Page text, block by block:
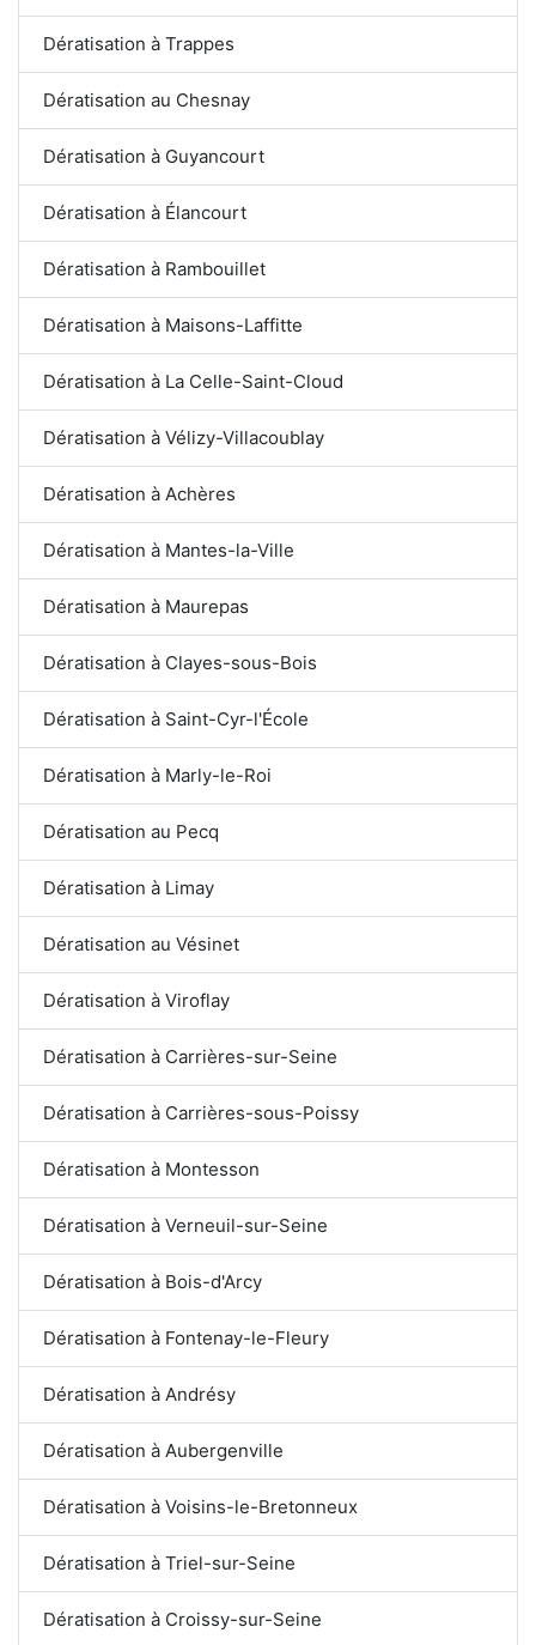
Dératisation à Trappes
Dératisation au Chesnay
Dératisation à Guyancourt
Dératisation à Élancourt
Dératisation à Rambouillet
Dératisation à Maisons-Laffitte
Dératisation à La Celle-Saint-Cloud
Dératisation à Vélizy-Villacoublay
Dératisation à Achères
Dératisation à Mantes-la-Ville
Dératisation à Maurepas
Dératisation à Clayes-sous-Bois
Dératisation à Saint-Cyr-l'École
Dératisation à Marly-le-Roi
Dératisation au Pecq
Dératisation à Limay
Dératisation au Vésinet
Dératisation à Viroflay
Dératisation à Carrières-sur-Seine
Dératisation à Carrières-sous-Poissy
Dératisation à Montesson
Dératisation à Verneuil-sur-Seine
Dératisation à Bois-d'Arcy
Dératisation à Fontenay-le-Fleury
Dératisation à Andrésy
Dératisation à Aubergenville
Dératisation à Voisins-le-Bretonneux
Dératisation à Triel-sur-Seine
Dératisation à Croissy-sur-Seine